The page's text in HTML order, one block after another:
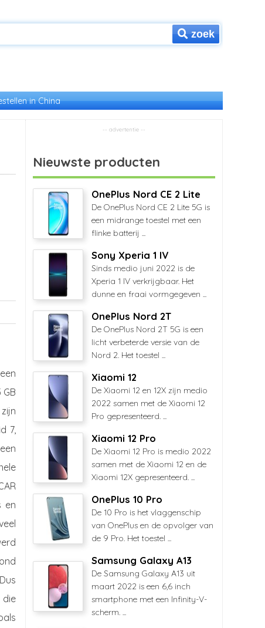
zoek
in China
7,
en
die
Nieuwste producten
OnePlus Nord CE 2 Lite
De OnePlus Nord CE 2 Lite 5G is
een midrange toestel met een
flinke batterij ...
Sony Xperia 1 IV
Sinds medio juni 2022 is de
Xperia 1 IV verkrijgbaar. Het
dunne en fraai vormgegeven ...
OnePlus Nord 2T
De OnePlus Nord 2T 5G is een
licht verbeterde versie van de
Nord 2. Het toestel ...
Xiaomi 12
De Xiaomi 12 en 12X zijn medio
2022 samen met de Xiaomi 12
Pro gepresenteerd. ...
Xiaomi 12 Pro
De Xiaomi 12 Pro is medio 2022
samen met de Xiaomi 12 en de
Xiaomi 12X gepresenteerd. ...
OnePlus 10 Pro
De 10 Pro is het vlaggenschip
van OnePlus en de opvolger van
de 9 Pro. Het toestel ...
Samsung Galaxy A13
De Samsung Galaxy A13 uit
maart 2022 is een 6,6 inch
smartphone met een Infinity-V-
scherm. ...